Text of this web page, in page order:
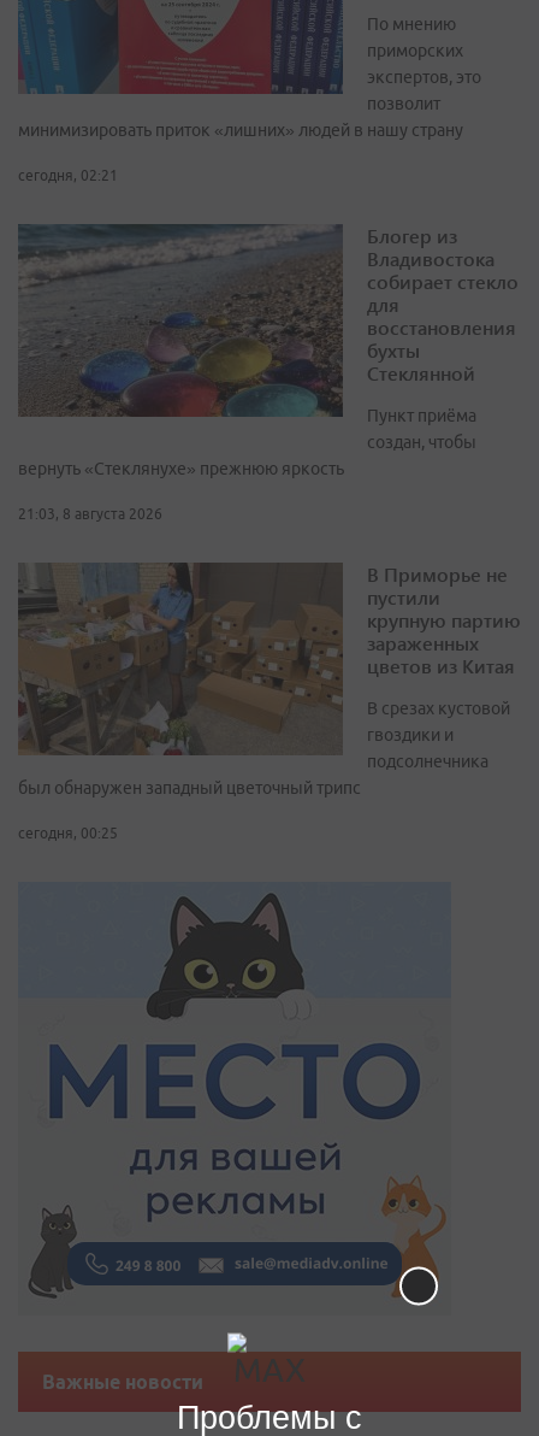
По мнению
приморских
экспертов, это
позволит
минимизировать приток «лишних» людей в нашу страну
сегодня, 02:21
Блогер из
Владивостока
собирает стекло
для
восстановления
бухты
Стеклянной
Пункт приёма
создан, чтобы
вернуть «Стеклянухе» прежнюю яркость
21:03, 8 августа 2026
В Приморье не
пустили
крупную партию
зараженных
цветов из Китая
В срезах кустовой
гвоздики и
подсолнечника
был обнаружен западный цветочный трипс
сегодня, 00:25
Важные новости
Проблемы с